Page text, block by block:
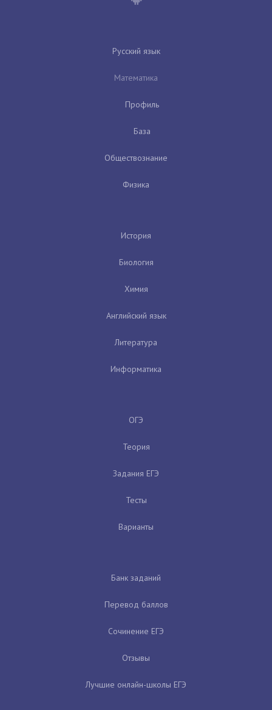
Русский язык
Математика
Профиль
База
Обществознание
Физика
История
Биология
Химия
Английский язык
Литература
Информатика
ОГЭ
Теория
Задания ЕГЭ
Тесты
Варианты
Банк заданий
Перевод баллов
Сочинение ЕГЭ
Отзывы
Лучшие онлайн-школы ЕГЭ